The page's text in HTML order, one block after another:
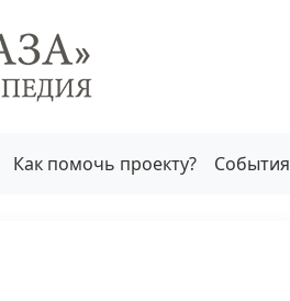
Как помочь проекту? События